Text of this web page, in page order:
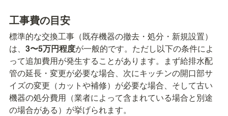
工事費の目安
標準的な交換工事（既存機器の撤去・処分・新規設置）
は、 3〜5万円程度が一般的です。ただし以下の条件によ
って追加費用が発生することがあります。まず給排水配
管の延長・変更が必要な場合、次にキッチンの開口部サ
イズの変更（カットや補修）が必要な場合、そして古い
機器の処分費用（業者によって含まれている場合と別途
の場合がある）が挙げられます。